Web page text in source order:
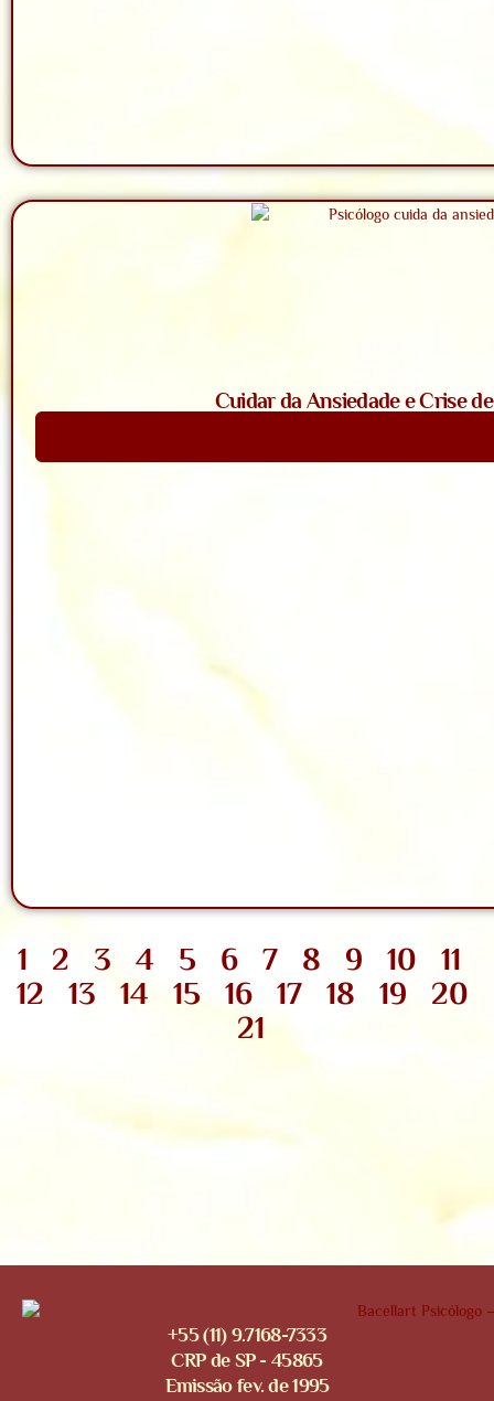
Cuidar da Ansiedade e Crise
1 2 3 4 5 6 7 8 9 10
11
12
13 14 15 16 17 18 19
20
21
+55 (11) 9.7168-7333
CRP de SP - 45865
Emissão fev. de 1995